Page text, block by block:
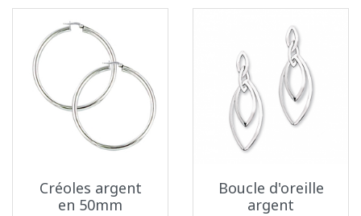
Créoles argent
en 50mm
Boucle d'oreille
argent